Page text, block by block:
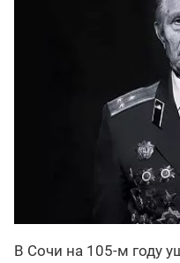
В Сочи на 105-м году